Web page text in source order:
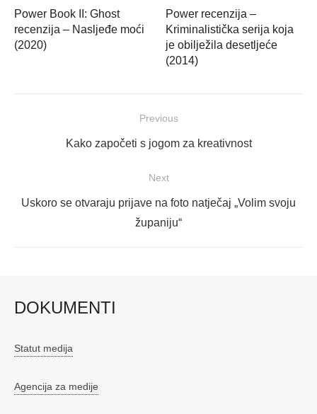
Power Book II: Ghost
recenzija – Nasljeđe moći
(2020)
Power recenzija –
Kriminalistička serija koja
je obilježila desetljeće
(2014)
Previous
Previous
Kako započeti s jogom za kreativnost
Next
Next
Uskoro se otvaraju prijave na foto natječaj „Volim svoju
županiju“
DOKUMENTI
Statut medija
Agencija za medije